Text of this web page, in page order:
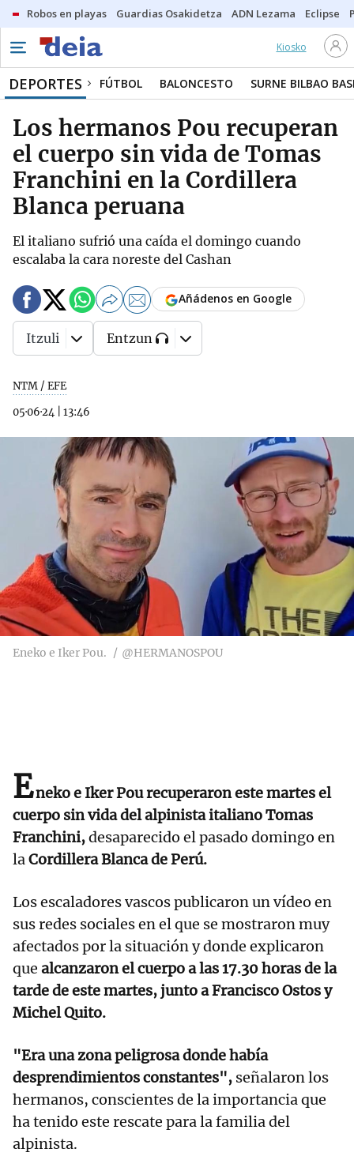
Robos en playas Guardias Osakidetza ADN Lezama Eclipse
Kiosko
DEPORTES FÚTBOL BALONCESTO SURNE BILBAO
Los hermanos Pou recuperan
el cuerpo sin vida de Tomas
Franchini en la Cordillera
Blanca peruana
El italiano sufrió una caída el domingo cuando
escalaba la cara noreste del Cashan
NTM / EFE
05·06·24
13:46
Añádenos en Google
Itzuli Entzun
Eneko e Iker Pou. @HERMANOSPOU
Eneko e Iker Pou recuperaron este martes el
cuerpo sin vida del alpinista italiano Tomas
Franchini,desaparecido el pasado domingo en
laCordillera Blanca de Perú.
Los escaladores vascos publicaron un vídeo en
sus redes sociales en el que se mostraron muy
afectados por la situación y donde explicaron
que alcanzaron el cuerpo a las 17.30 horas de la
tarde de este martes, junto a Francisco Ostos y
Michel Quito.
"Era una zona peligrosa donde había
desprendimientos constantes", señalaron los
hermanos, conscientes de la importancia que
ha tenido este rescate para la familia del
alpinista.